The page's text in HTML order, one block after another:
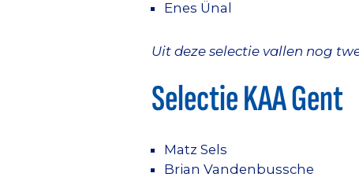
Enes Ünal
Uit deze selectie vallen nog
Selectie KAA Gent
Matz Sels
Brian Vandenbussche